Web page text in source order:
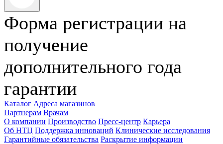
Форма регистрации на
получение
дополнительного года
гарантии
Каталог Адреса магазинов
Партнерам Врачам
О компании Производство Пресс-центр Карьера
Об НТЦ Поддержка инноваций Клинические исследования
Гарантийные обязательства Раскрытие информации